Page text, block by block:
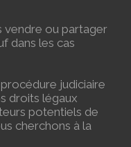
vendre ou partager
dans les cas
judiciaire
droits légaux
potentiels de
cherchons à la